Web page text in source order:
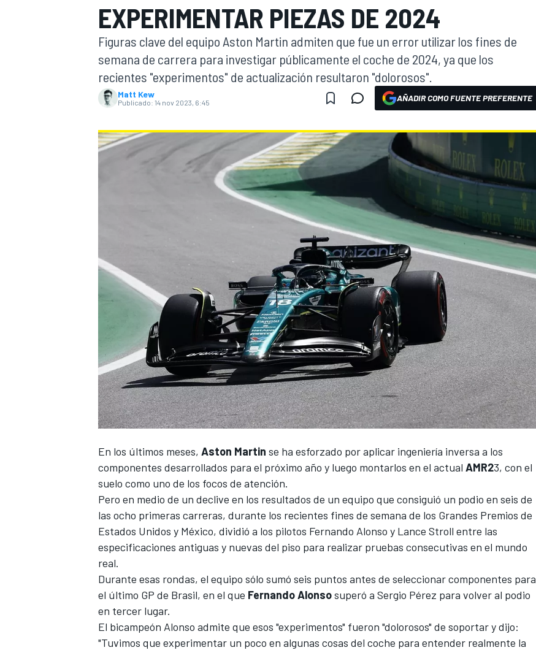
FÓRMULA E MOTO
NASCARINDYCARSPORTSCARRALLYTURISMO
MÁS
EXPERIMENTAR PIEZAS DE 2024
Figuras clave del equipo Aston Martin admiten que fue un error utilizar los fines de
semana de carrera para investigar públicamente el coche de 2024, ya que los
recientes "experimentos" de actualización resultaron "dolorosos".
Matt Kew
Publicado: 14 nov 2023, 6:45 AÑADIR COMO FUENTE PREFERENTE
En los últimos meses, Aston Martin se ha esforzado por aplicar ingeniería inversa a los
componentes desarrollados para el próximo año y luego montarlos en el actual AMR23, con el
suelo como uno de los focos de atención.
Pero en medio de un declive en los resultados de un equipo que consiguió un podio en seis de
las ocho primeras carreras, durante los recientes fines de semana de los Grandes Premios de
Estados Unidos y México, dividió a los pilotos Fernando Alonso y Lance Stroll entre las
especificaciones antiguas y nuevas del piso para realizar pruebas consecutivas en el mundo
real.
Durante esas rondas, el equipo sólo sumó seis puntos antes de seleccionar componentes para
el último GP de Brasil, en el que Fernando Alonsosuperó a Sergio Pérez para volver al podio
en tercer lugar.
El bicampeón Alonso admite que esos "experimentos" fueron "dolorosos" de soportar y dijo:
"Tuvimos que experimentar un poco en algunas cosas del coche para entender realmente la